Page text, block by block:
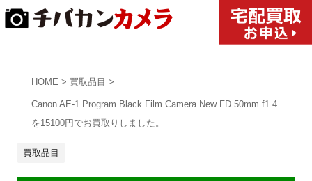
HOME > 買取品目 >
Canon AE-1 Program Black Film Camera New FD 50mm f1.4
を15100円でお買取りしました。
買取品目